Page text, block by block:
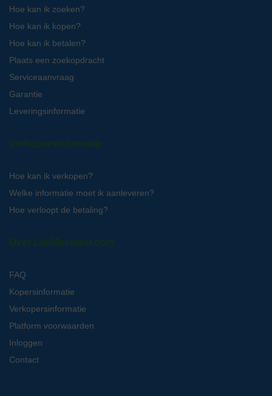
Hoe kan ik zoeken?
Hoe kan ik kopen?
Hoe kan ik betalen?
Plaats een zoekopdracht
Serviceaanvraag
Garantie
Leveringsinformatie
Verkopersinformatie
Hoe kan ik verkopen?
Welke informatie moet ik aanleveren?
Hoe verloopt de betaling?
Over LabMakelaar.com
FAQ
Kopersinformatie
Verkopersinformatie
Platform voorwaarden
Inloggen
Contact